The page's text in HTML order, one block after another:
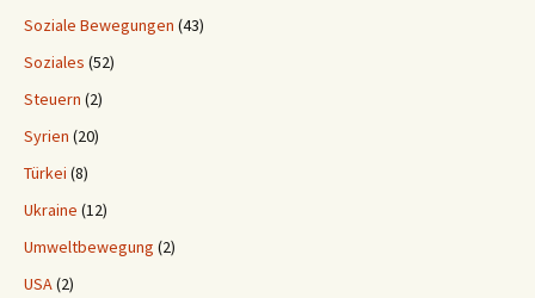
Soziale Bewegungen (43)
Soziales (52)
Steuern (2)
Syrien (20)
Türkei (8)
Ukraine (12)
Umweltbewegung (2)
USA(2)